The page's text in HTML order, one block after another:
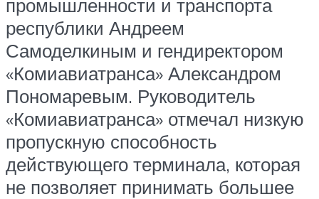
промышленности и транспорта
республики Андреем
Самоделкиным и гендиректором
«Комиавиатранса» Александром
Пономаревым. Руководитель
«Комиавиатранса» отмечал низкую
пропускную способность
действующего терминала, которая
не позволяет принимать большее